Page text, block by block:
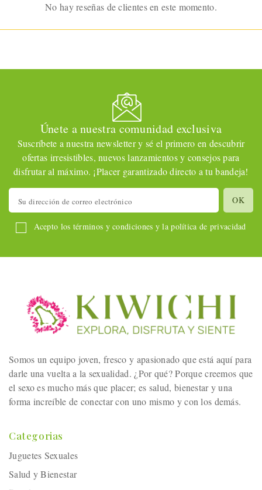
No hay reseñas de clientes en este momento.
Únete a nuestra comunidad exclusiva
Suscríbete a nuestra newsletter y sé el primero en descubrir
ofertas irresistibles, nuevos lanzamientos y consejos para
disfrutar al máximo. ¡Placer garantizado directo a tu bandeja!
Acepto los términos y condiciones y la política de privacidad
Somos un equipo joven, fresco y apasionado que está aquí para
darle una vuelta a la sexualidad. ¿Por qué? Porque creemos que
el sexo es mucho más que placer; es salud, bienestar y una
forma increíble de conectar con uno mismo y con los demás.
Categorias
Juguetes Sexuales
Salud y Bienestar